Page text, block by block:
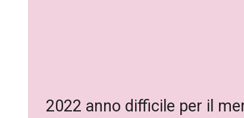
2022 anno difficile per il